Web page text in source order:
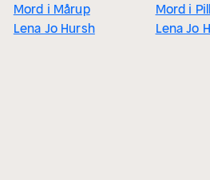
Mord i Mårup
Lena Jo Hursh
Mord i
Lena Jo